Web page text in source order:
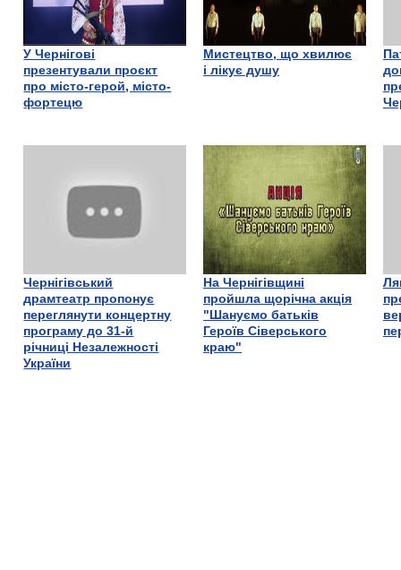
У Чернігові
презентували проєкт
про місто-герой, місто-
фортецю
Мистецтво, що хвилює
і лікує душу
Чернігівський
драмтеатр пропонує
переглянути концертну
програму до 31-й
річниці Незалежності
України
На Чернігівщині
пройшла щорічна акція
"Шануємо батьків
Героїв Сіверського
краю"